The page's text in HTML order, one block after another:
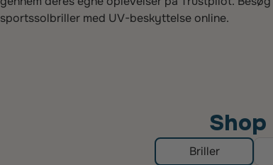
sportssolbriller med UV-beskyttelse online.
Briller